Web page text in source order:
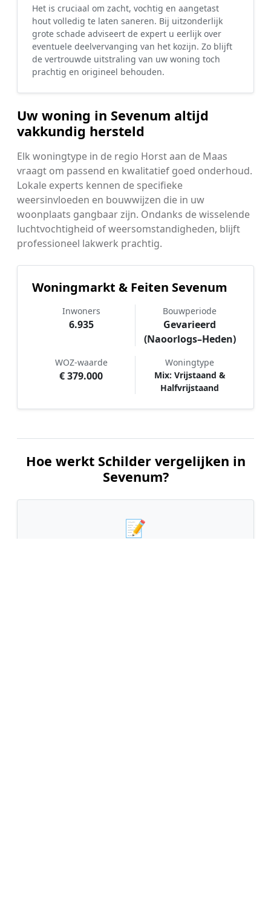
Het is cruciaal om zacht, vochtig en aangetast
hout volledig te laten saneren. Bij uitzonderlijk
grote schade adviseert de expert u eerlijk over
eventuele deelvervanging van het kozijn. Zo blijft
de vertrouwde uitstraling van uw woning toch
prachtig en origineel behouden.
Uw woning in Sevenum altijd
vakkundig hersteld
Elk woningtype in de regio Horst aan de Maas
vraagt om passend en kwalitatief goed onderhoud.
Lokale experts kennen de specifieke
weersinvloeden en bouwwijzen die in uw
woonplaats gangbaar zijn. Ondanks de wisselende
luchtvochtigheid of weersomstandigheden, blijft
professioneel lakwerk prachtig.
Woningmarkt & Feiten Sevenum
Inwoners
6.935
Bouwperiode
Gevarieerd
(Naoorlogs–Heden)
WOZ-waarde
€ 379.000
Woningtype
Mix: Vrijstaand &
Halfvrijstaand
Hoe werkt Schilder vergelijken in
Sevenum?
📝